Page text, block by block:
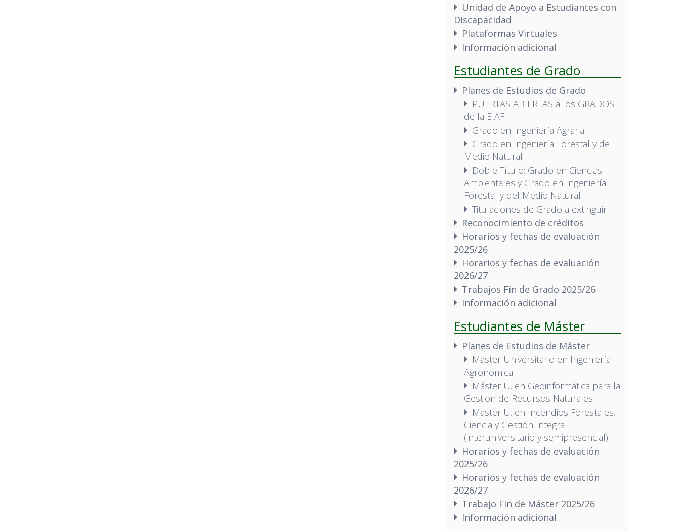
Unidad de Apoyo a Estudiantes con
Discapacidad
Plataformas Virtuales
Información adicional
Estudiantes de Grado
Planes de Estudios de Grado
PUERTAS ABIERTAS a los GRADOS
de la EIAF
Grado en Ingeniería Agraria
Grado en Ingeniería Forestal y del
Medio Natural
Doble Título: Grado en Ciencias
Ambientales y Grado en Ingeniería
Forestal y del Medio Natural
Titulaciones de Grado a extinguir
Reconocimiento de créditos
Horarios y fechas de evaluación
2025/26
Horarios y fechas de evaluación
2026/27
Trabajos Fin de Grado 2025/26
Información adicional
Estudiantes de Máster
Planes de Estudios de Máster
Máster Universitario en Ingeniería
Agronómica
Máster U. en Geoinformática para la
Gestión de Recursos Naturales
Master U. en Incendios Forestales.
Ciencia y Gestión Integral
(interuniversitario y semipresencial)
Horarios y fechas de evaluación
2025/26
Horarios y fechas de evaluación
2026/27
Trabajo Fin de Máster 2025/26
Información adicional